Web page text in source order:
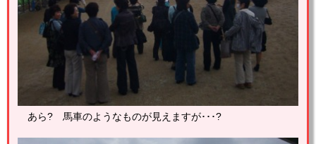
あら? 馬車のようなものが見えますが･･･?